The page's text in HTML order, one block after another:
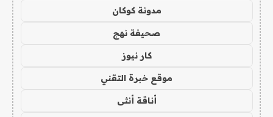
مدونة كوكان
صحيفة نهج
كار نيوز
موقع خبرة التقني
أناقة أنثى